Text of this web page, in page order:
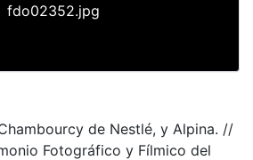
fdo02352.jpg
de Nestlé, y Alpina. //
Fotográfico y Fílmico del